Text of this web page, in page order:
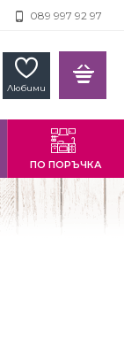
089 997 92 97
Любими
ПО ПОРЪЧКА